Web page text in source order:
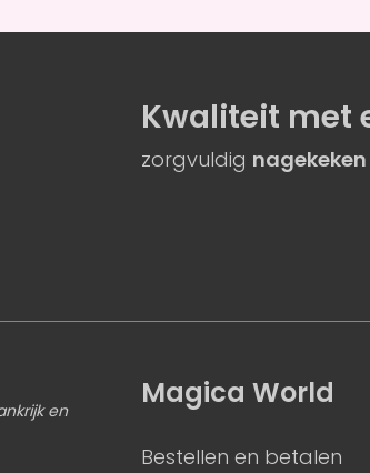
Kwaliteit met
zorgvuldig nagekeken
en
Magica World
Bestellen en betalen